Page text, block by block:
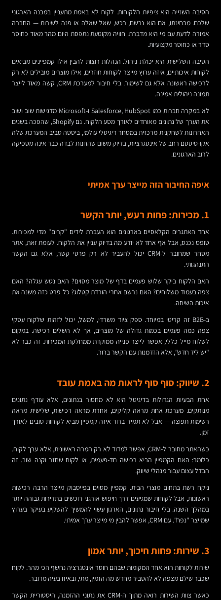
הסיבה השנייה היא ציפיות הלקוחות. לקוח לא באמת מתעניין במבנה הארגוני
שלכם. מבחינתו, אם הוא נרשם, רכש, שאל שאלה או פנה לשירות — החברה
אמורה לדעת עם מי היא מדברת. חוויה מקוטעת נתפסת היום מהר מאוד כחוסר
סדר או כחוסר מקצועיות.
הסיבה השלישית היא יכולת ניהול. הנהלות רוצות להבין אילו קמפיינים מביאים
לקוחות איכותיים, איזה ערוץ מייצר לקוחות חוזרים, אילו מוצרים מובילים לא רק
לרכישה ראשונה אלא גם לשימור. בלי חיבור למערכת CRM, קשה מאוד לייצר
תמונה ניהולית אמינה.
לא במקרה חברות כמו Salesforce, HubSpot ו-Microsoft מדגישות שוב ושוב
את הערך של נתונים מאוחדים לאורך מסע הלקוח. גם Shopify, שהפכה בשנים
האחרונות לשחקנית מרכזית במסחר דיגיטלי עולמי, ביססה סביב המערכת שלה
אקו-סיסטם רחב של אינטגרציות, בדיוק משום שהחנות לבדה כבר אינה מספיקה
לרוב הארגונים.
איפה החיבור הזה מייצר ערך אמיתי
1. מכירות: פחות רעש, יותר הקשר
אחד האתגרים הקלאסיים בארגונים הוא העברת לידים "קרים" מדי למכירות.
טופס נכנס, אבל אף אחד לא יודע מה בדיוק עניין את הלקוח. לעומת זאת, אתר
מסחר שמחובר ל-CRM יכול להעביר לא רק פרטי קשר, אלא גם הקשר
התנהגותי.
האם הלקוח ביקר שלוש פעמים בדף של מוצר מסוים? האם נטש עגלה? האם
צפה בעמוד משלוחים? האם נרשם אחרי הורדת קטלוג? כל פרט כזה משנה את
איכות השיחה.
ב-B2B זה קריטי במיוחד. ספק ציוד משרדי, למשל, יכול לזהות שלקוח עסקי
צפה כמה פעמים בכמות גדולה של מוצרים, אך לא השלים רכישה. במקום
לשלוח מייל כללי, אפשר לייצר פנייה ממוקדת ממחלקת המכירות. זה כבר לא
"יש ליד חדש", אלא הזדמנות עם הקשר ברור.
2. שיווק: סוף סוף לראות מה באמת עובד
אחת הבעיות הגדולות בדיגיטל היא לא מחסור בנתונים, אלא עודף נתונים
מנותקים. מערכת אחת מראה קליקים, אחרת מראה רכישות, שלישית מראה
רשימות תפוצה — אבל לא תמיד ברור איזה קמפיין מביא לקוחות טובים לאורך
זמן.
כשהאתר מחובר ל-CRM, אפשר למדוד לא רק המרה ראשונית, אלא ערך לקוח.
כלומר: האם הקמפיין הביא רכישה חד-פעמית, או לקוח שחזר וקנה שוב. זה
הבדל עצום עבור מנהלי שיווק.
ניקח רשת בתחום מוצרי הבית. קמפיין מסוים בפייסבוק מייצר הרבה רכישות
ראשונות, אבל לקוחות שמגיעים דרך חיפוש אורגני רוכשים בתדירות גבוהה יותר
במהלך השנה. בלי חיבור נתונים, הארגון עשוי להמשיך להשקיע בעיקר בערוץ
שמייצר "נפח". עם CRM, אפשר להבין מי מייצר ערך אמיתי.
3. שירות: פחות חיכוך, יותר אמון
שירות לקוחות הוא אחד המקומות שבהם חוסר אינטגרציה נחשף הכי מהר. לקוח
שכבר שילם מצפה לא להסביר מחדש מה הזמין, מתי, ובאיזו בעיה מדובר.
כאשר צוות השירות רואה מתוך ה-CRM את נתוני ההזמנה, היסטוריית הקשר